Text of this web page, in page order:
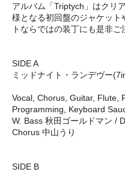
アルバム「Triptych」はクリ
様となる初回盤のジャケット
トならではの装丁にも是非ご
SIDE A
ミッドナイト・ランデヴー
Vocal, Chorus, Guitar, Flute,
Programming, Keyboard
W. Bass 秋田ゴールドマン /
Chorus 中山うり
SIDE B